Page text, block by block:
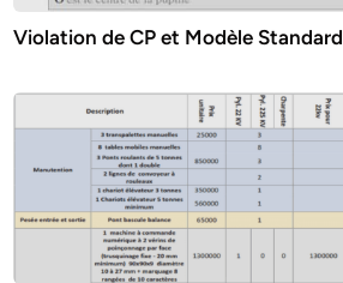
Violation de CP et Modèle Standard